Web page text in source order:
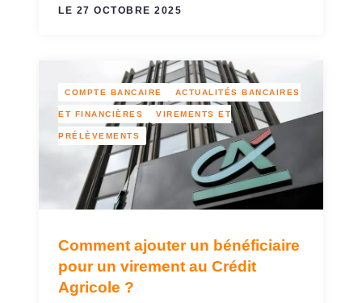
LE 27 OCTOBRE 2025
COMPTE BANCAIRE ACTUALITÉS BANCAIRES
ET FINANCIÈRES VIREMENTS ET
PRÉLÈVEMENTS
Comment ajouter un bénéficiaire
pour un virement au Crédit
Agricole ?